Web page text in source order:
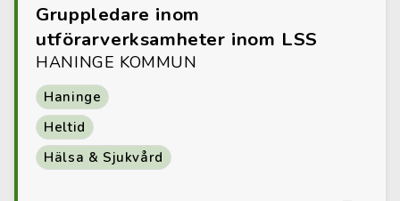
Gruppledare inom
utförarverksamheter inom LSS
HANINGE KOMMUN
Haninge
Heltid
Hälsa & Sjukvård